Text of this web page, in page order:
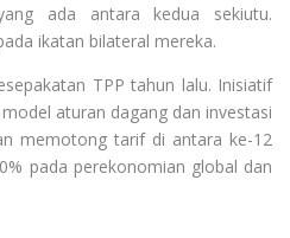
ada antara kedua sekiutu.
ikatan bilateral mereka.
TPP tahun lalu. Inisiatif
aturan dagang dan investasi
memotong tarif di antara ke-12
pada perekonomian global dan